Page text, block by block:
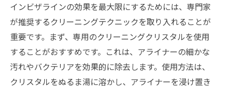
ケアが楽になる便利なアイテム紹介
福岡市と門司区でのケアに役立つ施設
インビザラインケアの時間を短縮するコツ
日常生活にフィットするケアプラン
ケアを習慣化するためのヒント
インビザラインの効果を最大限にするためには、専門家
が推奨するクリーニングテクニックを取り入れることが
重要です。まず、専用のクリーニングクリスタルを使用
することがおすすめです。これは、アライナーの細かな
汚れやバクテリアを効果的に除去します。使用方法は、
クリスタルをぬるま湯に溶かし、アライナーを浸け置き